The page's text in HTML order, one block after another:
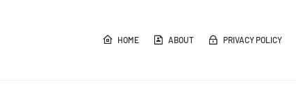
HOME ABOUT PRIVACY POLICY